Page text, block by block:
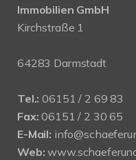
Immobilien GmbH
Kirchstraße 1
64283 Darmstadt
Tel.: 06151 / 2 69 83
Fax: 06151 / 2 30 65
E-Mail:
Web: